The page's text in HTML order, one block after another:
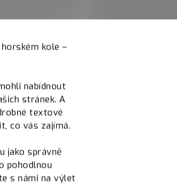
kole –
nabídnout
stránek. A
textové
co vás zajímá.
jako správně
pohodlnou
s námi na výlet
kola Qayron
Lehký hliníkový rám